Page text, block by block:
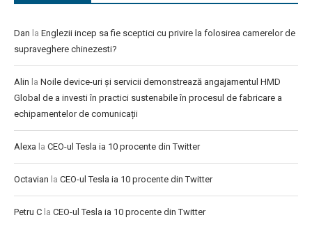
Dan la Englezii incep sa fie sceptici cu privire la folosirea camerelor de
supraveghere chinezesti?
Alin la Noile device-uri și servicii demonstrează angajamentul HMD
Global de a investi în practici sustenabile în procesul de fabricare a
echipamentelor de comunicații
Alexa la CEO-ul Tesla ia 10 procente din Twitter
Octavian la CEO-ul Tesla ia 10 procente din Twitter
Petru C la CEO-ul Tesla ia 10 procente din Twitter